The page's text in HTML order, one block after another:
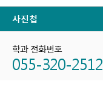
사진첩
학과 전화번호
055-320-2512